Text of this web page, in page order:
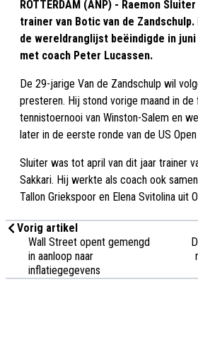
ROTTERDAM (ANP) - Raemon
trainer van Botic van de Zandschulp.
de wereldranglijst beëindigde in
met coach Peter Lucassen.
De 29-jarige Van de Zandschulp wil
presteren. Hij stond vorige maand in de
tennistoernooi van Winston-Salem en
later in de eerste ronde van de US
Sluiter was tot april van dit jaar trainer
Sakkari. Hij werkte als coach ook
Tallon Griekspoor en Elena Svitolina uit
Vorig artikel
Wall Street opent gemengd
in aanloop naar
inflatiegegevens